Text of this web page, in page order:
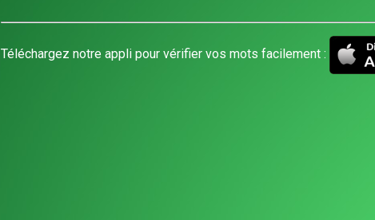
Téléchargez notre appli pour vérifier vos mots facilement :